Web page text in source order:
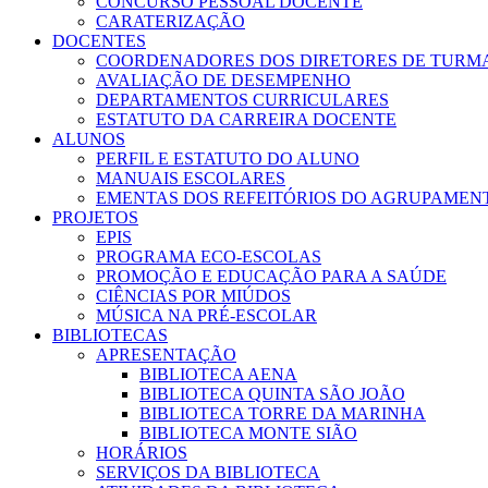
CARATERIZAÇÃO
DOCENTES
COORDENADORES DOS DIRETORES DE
AVALIAÇÃO DE DESEMPENHO
DEPARTAMENTOS CURRICULARES
ESTATUTO DA CARREIRA DOCENTE
ALUNOS
PERFIL E ESTATUTO DO ALUNO
MANUAIS ESCOLARES
EMENTAS DOS REFEITÓRIOS DO
PROJETOS
EPIS
PROGRAMA ECO-ESCOLAS
PROMOÇÃO E EDUCAÇÃO PARA A SAÚDE
CIÊNCIAS POR MIÚDOS
MÚSICA NA PRÉ-ESCOLAR
BIBLIOTECAS
APRESENTAÇÃO
BIBLIOTECA AENA
BIBLIOTECA QUINTA SÃO JOÃO
BIBLIOTECA TORRE DA MARINHA
BIBLIOTECA MONTE SIÃO
HORÁRIOS
SERVIÇOS DA BIBLIOTECA